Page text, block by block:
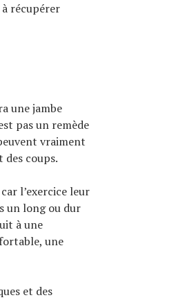
récupérer
une jambe
pas un remède
vraiment
coups.
l’exercice leur
un long ou dur
à une
une
et des